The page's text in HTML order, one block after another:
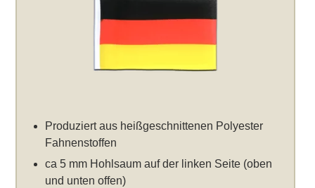
Produziert aus heißgeschnittenen Polyester
Fahnenstoffen
ca 5 mm Hohlsaum auf der linken Seite (oben
und unten offen)